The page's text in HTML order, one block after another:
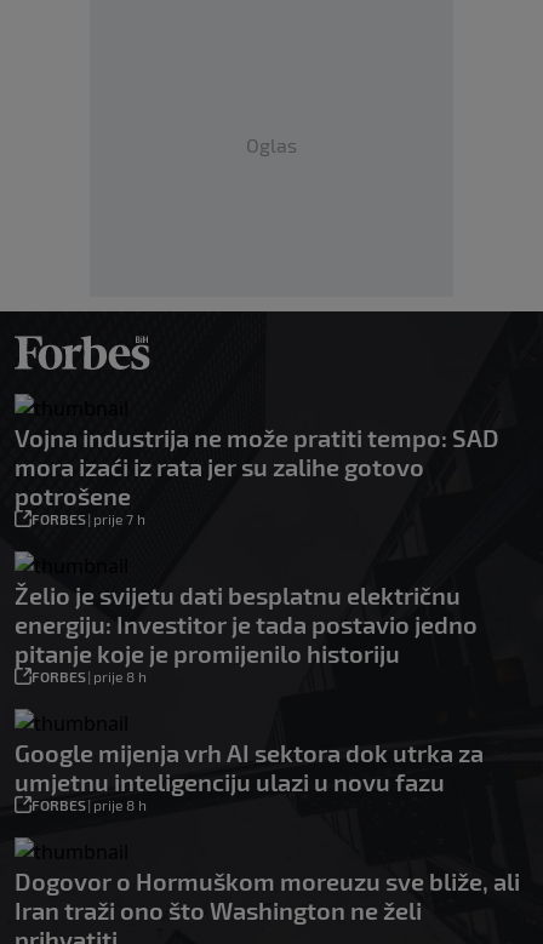
Oglas
Vojna industrija ne može pratiti tempo: SAD
mora izaći iz rata jer su zalihe gotovo
potrošene
FORBES| prije 7 h
Želio je svijetu dati besplatnu električnu
energiju: Investitor je tada postavio jedno
pitanje koje je promijenilo historiju
FORBES| prije 8 h
Google mijenja vrh AI sektora dok utrka za
umjetnu inteligenciju ulazi u novu fazu
FORBES| prije 8 h
Dogovor o Hormuškom moreuzu sve bliže, ali
Iran traži ono što Washington ne želi